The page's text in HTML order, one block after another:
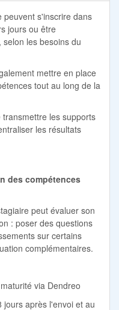
peuvent s'inscrire dans
jours ou être
les besoins du
mettre en place
tout au long de la
les supports
les résultats
des compétences
peut évaluer son
: poser des questions
sur certains
complémentaires.
via Dendreo
jours après l'envoi et au